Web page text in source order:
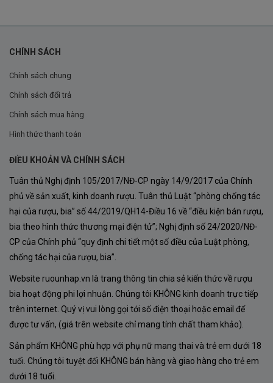
CHÍNH SÁCH
Chính sách chung
Chính sách đổi trả
Chính sách mua hàng
Hình thức thanh toán
ĐIỀU KHOẢN VÀ CHÍNH SÁCH
Tuân thủ Nghị định 105/2017/NĐ-CP ngày 14/9/2017 của Chính
phủ về sản xuất, kinh doanh rượu. Tuân thủ Luật “phòng chống tác
hại của rượu, bia” số 44/2019/QH14-Điều 16 về “điều kiện bán rượu,
bia theo hình thức thương mại điện tử”; Nghị định số 24/2020/NĐ-
CP của Chính phủ “quy định chi tiết một số điều của Luật phòng,
chống tác hại của rượu, bia”.
Website ruounhap.vn là trang thông tin chia sẻ kiến thức về rượu
bia hoạt động phi lợi nhuận. Chúng tôi KHÔNG kinh doanh trực tiếp
trên internet. Quý vị vui lòng gọi tới số điện thoại hoặc email để
được tư vấn, (giá trên website chỉ mang tính chất tham khảo).
Sản phẩm KHÔNG phù hợp với phụ nữ mang thai và trẻ em dưới 18
tuổi. Chúng tôi tuyệt đối KHÔNG bán hàng và giao hàng cho trẻ em
dưới 18 tuổi.